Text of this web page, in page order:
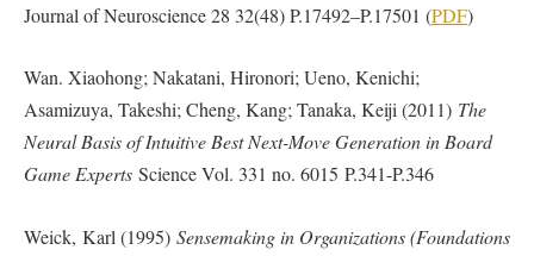
Journal of Neuroscience 28 32(48) P.17492–P.17501 (PDF)
Wan. Xiaohong; Nakatani, Hironori; Ueno, Kenichi;
Asamizuya, Takeshi; Cheng, Kang; Tanaka, Keiji (2011) The
Neural Basis of Intuitive Best Next-Move Generation in Board
Game Experts Science Vol. 331 no. 6015 P.341-P.346
Weick, Karl (1995) Sensemaking in Organizations (Foundations